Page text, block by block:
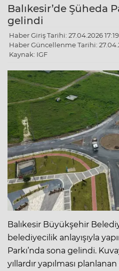
Balıkesir’de Şüheda
gelindi
Haber Giriş Tarihi: 27.04.2026 17:19
Haber Güncellenme Tarihi:
Kaynak: IGF
Balıkesir Büyükşehir
belediyecilik anlayışıyla
Parkı’nda sona gelindi.
yıllardır yapılması